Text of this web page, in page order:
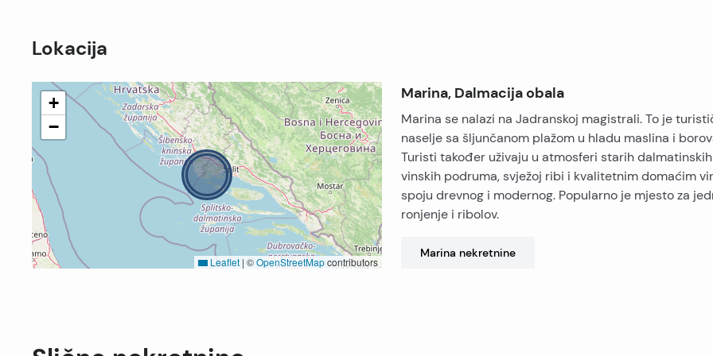
Lokacija
+
−
Leaflet | ©OpenStreetMapcontributors
Marina, Dalmacija obala
Marina se nalazi na Jadranskoj magistrali. To je
naselje sa šljunčanom plažom u hladu maslina i
Turisti također uživaju u atmosferi starih dalmatinskih
vinskih podruma, svježoj ribi i kvalitetnim domaćim
spoju drevnog i modernog. Popularno je mjesto za
ronjenje i ribolov.
Marina nekretnine